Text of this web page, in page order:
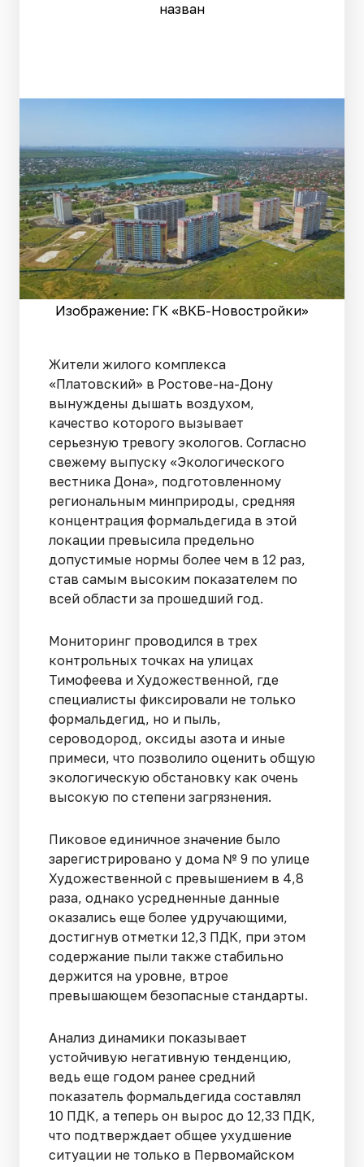
назван
Изображение: ГК «ВКБ-Новостройки»
Жители жилого комплекса
«Платовский» в Ростове-на-Дону
вынуждены дышать воздухом,
качество которого вызывает
серьезную тревогу экологов. Согласно
свежему выпуску «Экологического
вестника Дона», подготовленному
региональным минприроды, средняя
концентрация формальдегида в этой
локации превысила предельно
допустимые нормы более чем в 12 раз,
став самым высоким показателем по
всей области за прошедший год.
Мониторинг проводился в трех
контрольных точках на улицах
Тимофеева и Художественной, где
специалисты фиксировали не только
формальдегид, но и пыль,
сероводород, оксиды азота и иные
примеси, что позволило оценить общую
экологическую обстановку как очень
высокую по степени загрязнения.
Пиковое единичное значение было
зарегистрировано у дома № 9 по улице
Художественной с превышением в 4,8
раза, однако усредненные данные
оказались еще более удручающими,
достигнув отметки 12,3 ПДК, при этом
содержание пыли также стабильно
держится на уровне, втрое
превышающем безопасные стандарты.
Анализ динамики показывает
устойчивую негативную тенденцию,
ведь еще годом ранее средний
показатель формальдегида составлял
10 ПДК, а теперь он вырос до 12,33 ПДК,
что подтверждает общее ухудшение
ситуации не только в Первомайском